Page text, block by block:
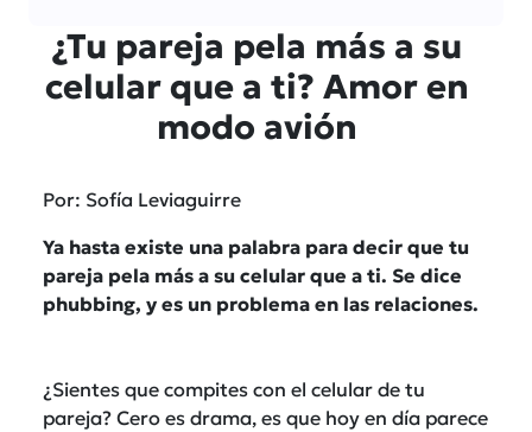
¿Tu pareja pela más a su
celular que a ti? Amor en
modo avión
Por: Sofía Leviaguirre
Ya hasta existe una palabra para decir que tu
pareja pela más a su celular que a ti. Se dice
phubbing, y es un problema en las relaciones.
¿Sientes que compites con el celular de tu
pareja? Cero es drama, es que hoy en día parece